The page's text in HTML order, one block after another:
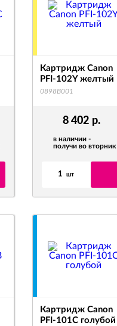
8 402 р.
в наличии -
получи во вторник
1 шт
Картридж Canon
PFI-102Y желтый
0898B001
Картридж Canon
PFI-101C голубой